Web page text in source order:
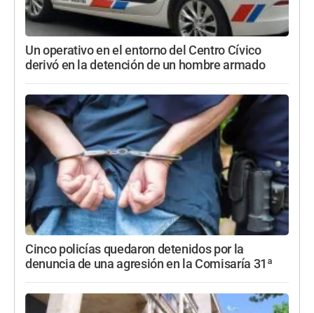
Un operativo en el entorno del Centro Cívico
derivó en la detención de un hombre armado
Cinco policías quedaron detenidos por la
denuncia de una agresión en la Comisaría 31ª